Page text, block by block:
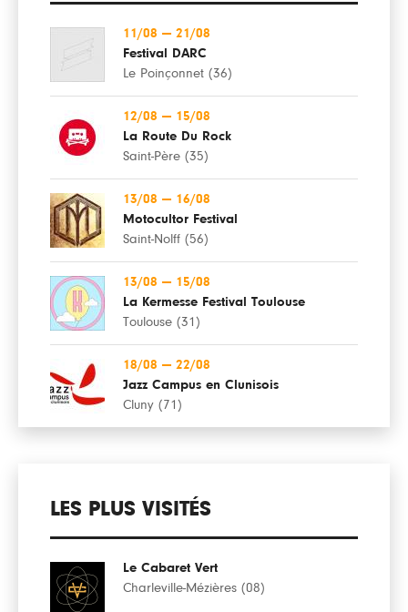
11/08 — 21/08
Festival DARC
Le Poinçonnet (36)
12/08 — 15/08
La Route Du Rock
Saint-Père (35)
13/08 — 16/08
Motocultor Festival
Saint-Nolff (56)
13/08 — 15/08
La Kermesse Festival Toulouse
Toulouse (31)
18/08 — 22/08
Jazz Campus en Clunisois
Cluny (71)
LES PLUS VISITÉS
Le Cabaret Vert
Charleville-Mézières (08)